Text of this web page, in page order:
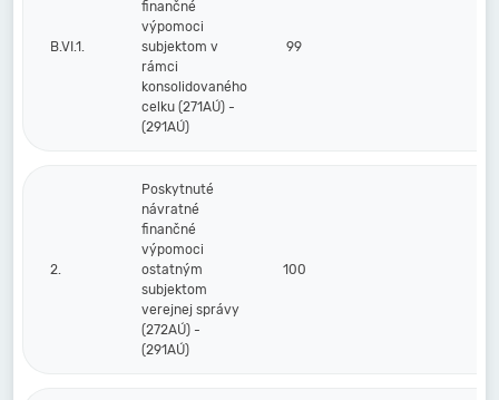
B.VI.1.
finančné
výpomoci
subjektom v
rámci
konsolidovaného
celku (271AÚ) -
(291AÚ)
99
2.
Poskytnuté
návratné
finančné
výpomoci
ostatným
subjektom
verejnej správy
(272AÚ) -
(291AÚ)
100